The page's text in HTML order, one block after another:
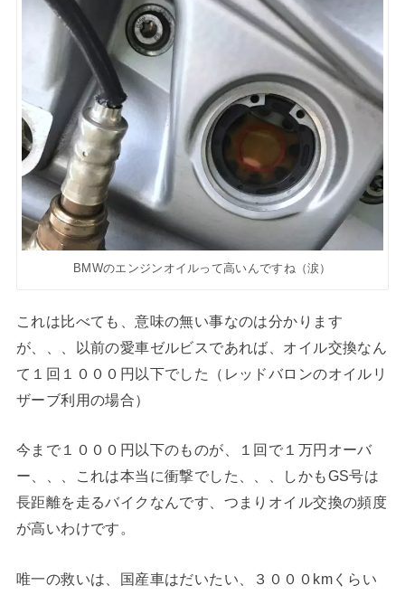
BMWのエンジンオイルって高いんですね（涙）
これは比べても、意味の無い事なのは分かります
が、、、以前の愛車ゼルビスであれば、オイル交換なん
て１回１０００円以下でした（レッドバロンのオイルリ
ザーブ利用の場合）
今まで１０００円以下のものが、１回で１万円オーバ
ー、、、これは本当に衝撃でした、、、しかもGS号は
長距離を走るバイクなんです、つまりオイル交換の頻度
が高いわけです。
唯一の救いは、国産車はだいたい、３０００kmくらい